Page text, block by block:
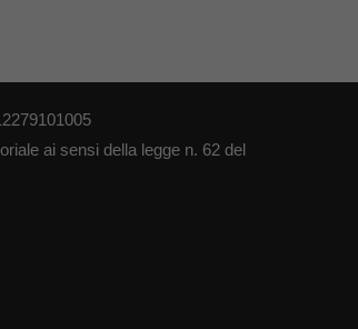
ai sensi della legge n. 62 del